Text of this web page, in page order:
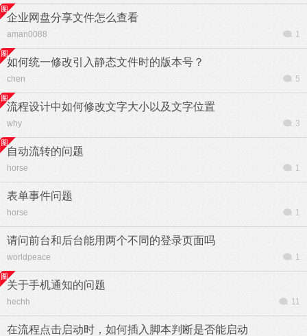
企业网盘分享文件怎么查看
aman0088 1
如何统一修改引入静态文件时的版本号？
chen 5
流程设计中如何修改文字大小以及文字位置
why 3
自动流转的问题
horse 1
表单事件问题
horse 1
请问前台和后台能用两个不同的登录页面吗
worldpeace 1
关于手机通知的问题
hechh 11
在流程点击启动时，如何插入脚本判断是否能启动